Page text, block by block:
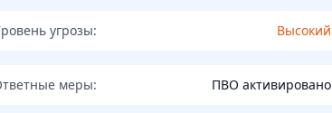
угрозы: Высокий
меры: ПВО активировано